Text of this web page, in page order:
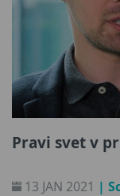
Pravi svet v
13 JAN 2021 |